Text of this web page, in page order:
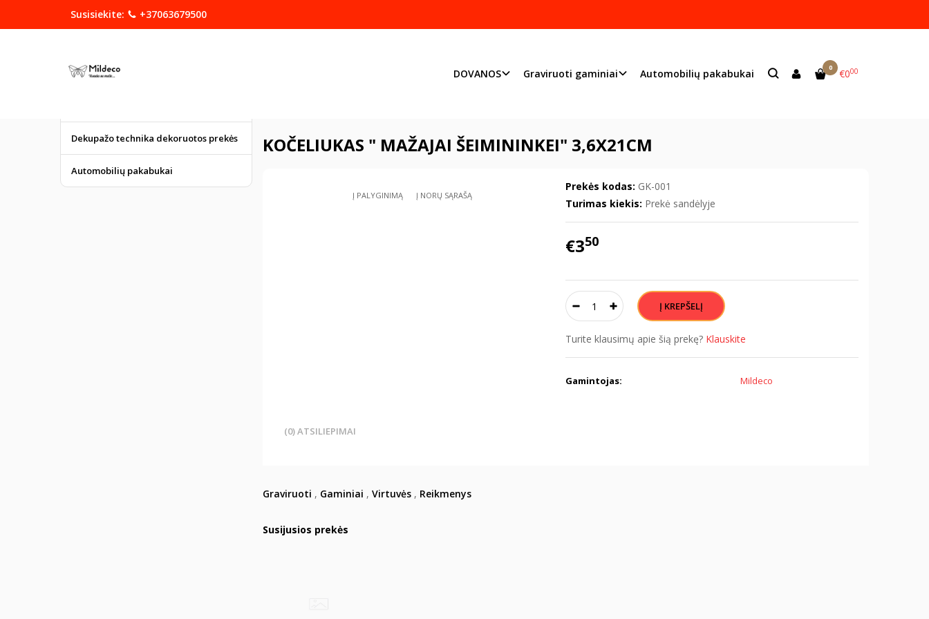
Susisiekite: +37063679500
DOVANOS Graviruoti gaminiai Automobilių pakabukai 0 €000
Pjaustome ir graviruojame lazeriu.
Priimame individualius užsakymus: info@mildeco.lt
KOČELIUKAS " MAŽAJAI ŠEIMININKEI" 3,6X21CM
Į PALYGINIMĄ Į NORŲ SĄRAŠĄ
Prekės kodas: GK-001
Turimas kiekis: Prekė sandėlyje
€350
Turite klausimų apie šią prekę? Klauskite
Gamintojas: Mildeco
(0) ATSILIEPIMAI
Graviruoti , Gaminiai , Virtuvės, Reikmenys
Susijusios prekės
DOVANOS
Dekupažo technika dekoruotos prekės
Automobilių pakabukai